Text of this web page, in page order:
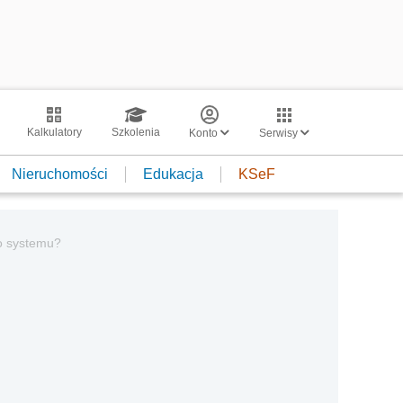
Kalkulatory Szkolenia Konto Serwisy
Nieruchomości Edukacja KSeF
systemu?